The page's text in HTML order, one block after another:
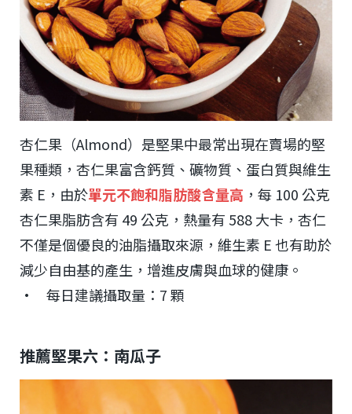
杏仁果（Almond）是堅果中最常出現在賣場的堅
果種類，杏仁果富含鈣質、礦物質、蛋白質與維生
素 E，由於單元不飽和脂肪酸含量高 ，每 100 公克
杏仁果脂肪含有 49 公克，熱量有 588 大卡，杏仁
不僅是個優良的油脂攝取來源，維生素 E 也有助於
減少自由基的產生，增進皮膚與血球的健康。
• 每日建議攝取量：7 顆
推薦堅果六：南瓜子